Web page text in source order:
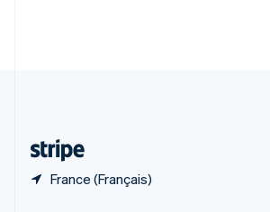
France (Français)